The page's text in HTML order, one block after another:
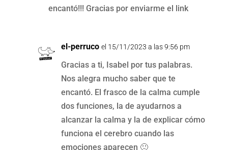
encantó!!! Gracias por enviarme el link
el-perruco el 15/11/2023 a las 9:56 pm
Gracias a ti, Isabel por tus palabras.
Nos alegra mucho saber que te
encantó. El frasco de la calma cumple
dos funciones, la de ayudarnos a
alcanzar la calma y la de explicar cómo
funciona el cerebro cuando las
emociones aparecen 🙂